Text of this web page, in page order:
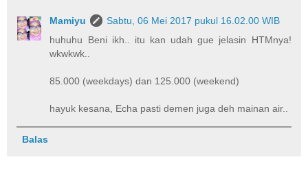
Mamiyu
Sabtu, 06 Mei 2017 pukul 16.02.00 WIB
huhuhu Beni ikh.. itu kan udah gue jelasin HTMnya!
wkwkwk..
85.000 (weekdays) dan 125.000 (weekend)
hayuk kesana, Echa pasti demen juga deh mainan air..
Balas